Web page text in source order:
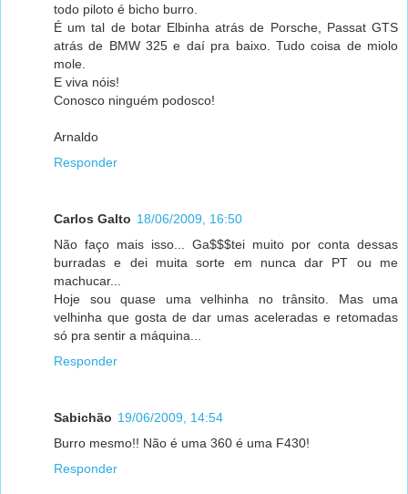
todo piloto é bicho burro.
É um tal de botar Elbinha atrás de Porsche, Passat GTS
atrás de BMW 325 e daí pra baixo. Tudo coisa de miolo
mole.
E viva nóis!
Conosco ninguém podosco!
Arnaldo
Responder
Carlos Galto 18/06/2009, 16:50
Não faço mais isso... Ga$$$tei muito por conta dessas
burradas e dei muita sorte em nunca dar PT ou me
machucar...
Hoje sou quase uma velhinha no trânsito. Mas uma
velhinha que gosta de dar umas aceleradas e retomadas
só pra sentir a máquina...
Responder
Sabichão 19/06/2009, 14:54
Burro mesmo!! Não é uma 360 é uma F430!
Responder